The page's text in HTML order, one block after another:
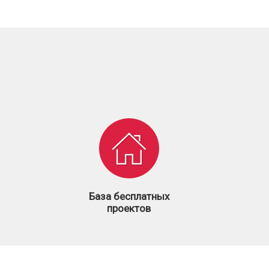
Представлена цветом:
от дождя, а из-за удобной формы дает
Антрацит, Тик (коричневый), Каштан, Черный
дождя благодаря пазовым замкам.
Тик (коричневый), Каштан, Красная
Зеленая ель, Черный кристалл, Черный
черепицы по вертикали до 30 мм.
Натуральный красный, Медный, Темно-
База бесплатных
проектов